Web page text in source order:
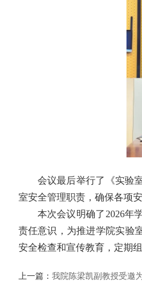
会议最后举行了《实验
室安全管理职责，确保各项
本次会议明确了2026年
责任意识，为推进学院实验
安全检查和宣传教育，定期
上一篇： 我院陈梁凯副教授受邀